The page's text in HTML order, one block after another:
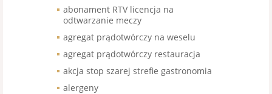
abonament RTV licencja na
odtwarzanie meczy
agregat prądotwórczy na weselu
agregat prądotwórczy restauracja
akcja stop szarej strefie gastronomia
alergeny